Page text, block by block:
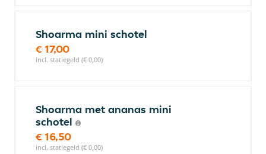
Shoarma mini schotel
€ 17,00
incl. statiegeld (€ 0,00)
Shoarma met ananas mini
schotel
€ 16,50
incl. statiegeld (€ 0,00)